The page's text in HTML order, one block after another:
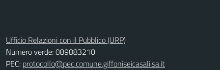
Ufficio Relazioni con il Pubblico (URP)
Numero verde: 089883210
PEC: protocollo@pec.comune.giffoniseicasali.sa.it